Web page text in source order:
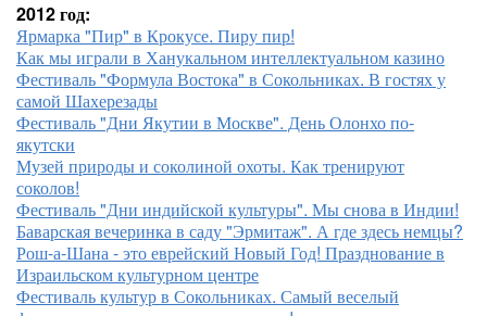
2012 год:
Ярмарка "Пир" в Крокусе. Пиру пир!
Как мы играли в Ханукальном интеллектуальном казино
Фестиваль "Формула Востока" в Сокольниках. В гостях у
самой Шахерезады
Фестиваль "Дни Якутии в Москве". День Олонхо по-
якутски
Музей природы и соколиной охоты. Как тренируют
соколов!
Фестиваль "Дни индийской культуры". Мы снова в Индии!
Баварская вечеринка в саду "Эрмитаж". А где здесь немцы?
Рош-а-Шана - это еврейский Новый Год! Празднование в
Израильском культурном центре
Фестиваль культур в Сокольниках. Самый веселый